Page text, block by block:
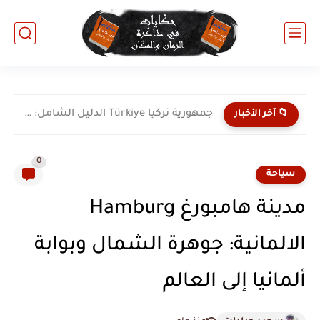
📁 آخر الأخبار جمهورية تركيا Türkiye الدليل الشامل: جسر الحضارات وعملاق الشرق الأوسط...
سياحة
0
مدينة هامبورغ Hamburg
الالمانية: جوهرة الشمال وبوابة
ألمانيا إلى العالم